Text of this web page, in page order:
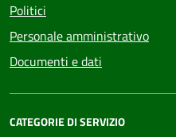
Politici
Personale amministrativo
Documenti e dati
CATEGORIE DI SERVIZIO